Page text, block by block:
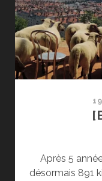
Après 5
désormais 891